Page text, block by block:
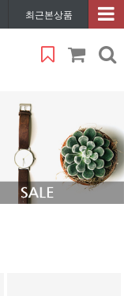
최근본상품